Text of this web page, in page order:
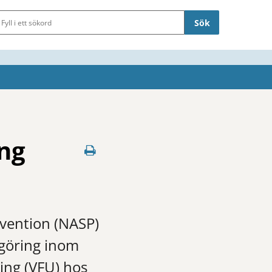
Sökfält
(NASP)
inom
(VFU) hos